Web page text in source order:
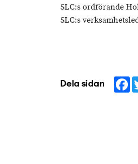
SLC:s ordförande
SLC:s
Dela sidan